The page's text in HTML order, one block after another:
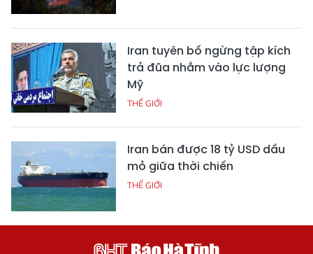
Iran tuyên bố ngừng tập kích
trả đũa nhằm vào lực lượng
Mỹ
THẾ GIỚI
Iran bán được 18 tỷ USD dầu
mỏ giữa thời chiến
THẾ GIỚI